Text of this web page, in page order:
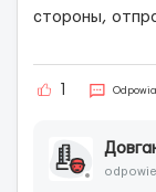
стороны,